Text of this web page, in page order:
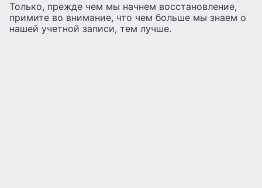
Только, прежде чем мы начнем восстановление,
примите во внимание, что чем больше мы знаем о
нашей учетной записи, тем лучше.